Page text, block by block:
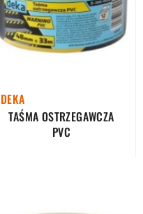
DEKA
TAŚMA OSTRZEGAWCZA
PVC